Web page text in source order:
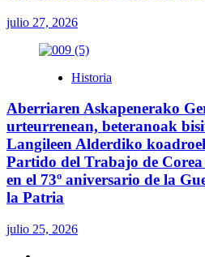
julio 27, 2026
Historia
Aberriaren Askapenerako
urteurrenean, beteranoak
Langileen Alderdiko
Partido del Trabajo de
en el 73º aniversario de la
la Patria
julio 25, 2026